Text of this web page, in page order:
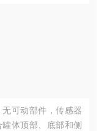
可动部件，传感器
体顶部、底部和侧